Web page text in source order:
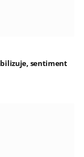
sentiment